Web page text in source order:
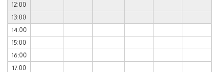
12:00
13:00
14:00
15:00
16:00
17:00